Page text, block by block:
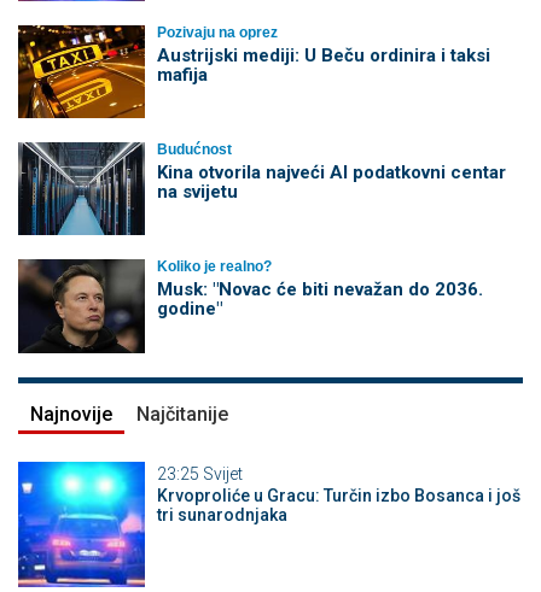
Pozivaju na oprez
Austrijski mediji: U Beču ordinira i taksi
mafija
Budućnost
Kina otvorila najveći AI podatkovni centar
na svijetu
Koliko je realno?
Musk: "Novac će biti nevažan do 2036.
godine"
Najnovije Najčitanije
23:25 Svijet
Krvoproliće u Gracu: Turčin izbo Bosanca i još
tri sunarodnjaka